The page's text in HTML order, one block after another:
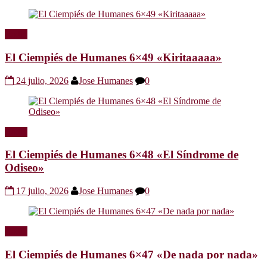
El Ciempiés de Humanes 6×49 «Kiritaaaaa»
24 julio, 2026 Jose Humanes 0
El Ciempiés de Humanes 6×48 «El Síndrome de
Odiseo»
17 julio, 2026 Jose Humanes 0
El Ciempiés de Humanes 6×47 «De nada por nada»